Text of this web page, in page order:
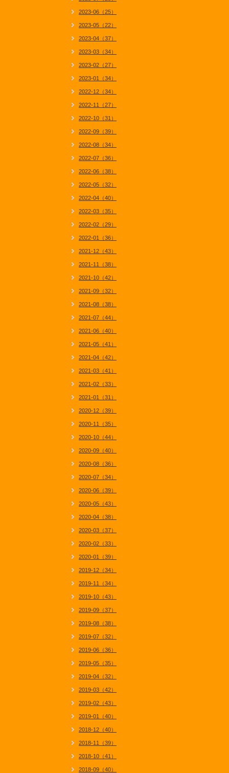
2023-06（25）
2023-05（22）
2023-04（37）
2023-03（34）
2023-02（27）
2023-01（34）
2022-12（34）
2022-11（27）
2022-10（31）
2022-09（39）
2022-08（34）
2022-07（36）
2022-06（38）
2022-05（32）
2022-04（40）
2022-03（35）
2022-02（29）
2022-01（36）
2021-12（43）
2021-11（38）
2021-10（42）
2021-09（32）
2021-08（38）
2021-07（44）
2021-06（40）
2021-05（41）
2021-04（42）
2021-03（41）
2021-02（33）
2021-01（31）
2020-12（39）
2020-11（35）
2020-10（44）
2020-09（40）
2020-08（36）
2020-07（34）
2020-06（39）
2020-05（43）
2020-04（38）
2020-03（37）
2020-02（33）
2020-01（39）
2019-12（34）
2019-11（34）
2019-10（43）
2019-09（37）
2019-08（38）
2019-07（32）
2019-06（36）
2019-05（35）
2019-04（32）
2019-03（42）
2019-02（43）
2019-01（40）
2018-12（40）
2018-11（39）
2018-10（41）
2018-09（40）